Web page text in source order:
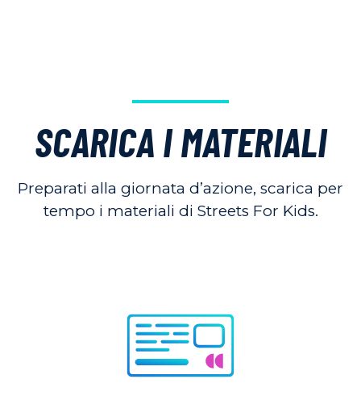
SCARICA I MATERIALI
Preparati alla giornata d’azione, scarica per
tempo i materiali di Streets For Kids.